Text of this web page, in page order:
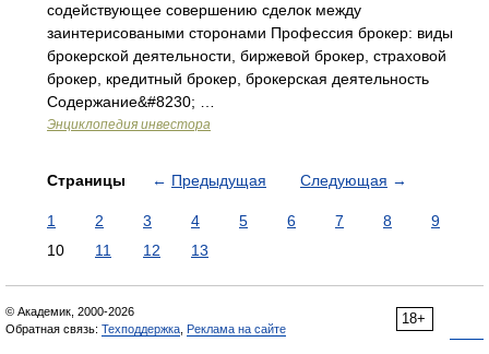
содействующее совершению сделок между
заинтерисоваными сторонами Профессия брокер: виды
брокерской деятельности, биржевой брокер, страховой
брокер, кредитный брокер, брокерская деятельность
Содержание&#8230; …
Энциклопедия инвестора
Страницы ← Предыдущая Следующая →
1 2 3 4 5 6 7 8
9
10
11 12 13
18+
© Академик, 2000-2026
Обратная связь: Техподдержка Реклама на сайте